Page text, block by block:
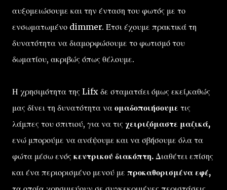
αυξομειώσουμε και την ένταση του φωτός με το
ενσωματωμένο dimmer. Έτσι έχουμε πρακτικά τη
δυνατότητα να διαμορφώσουμε το φωτισμό του
δωματίου, ακριβώς όπως θέλουμε.
Η χρησιμότητα της Lifx δε σταματάει όμως εκεί,καθώς
μας δίνει τη δυνατότητα να ομαδοποιήσουμε τις
λάμπες του σπιτιού, για να τις χειριζόμαστε μαζικά,
ενώ μπορούμε να ανάψουμε και να σβήσουμε όλα τα
φώτα μέσω ενός κεντρικού διακόπτη. Διαθέτει επίσης
και ένα περιορισμένο μενού με προκαθορισμένα εφέ,